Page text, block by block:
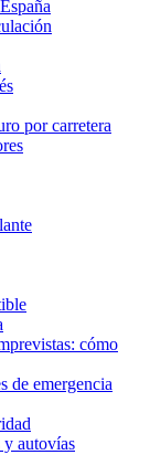
por carretera
cómo
de emergencia
y autovías